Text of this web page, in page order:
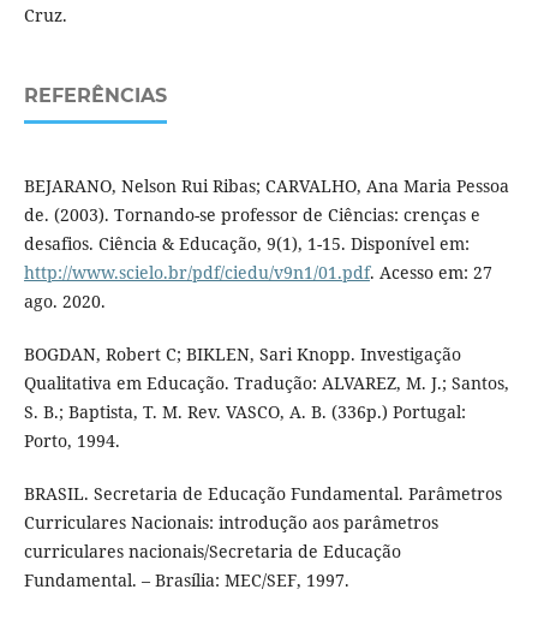
Cruz.
REFERÊNCIAS
BEJARANO, Nelson Rui Ribas; CARVALHO, Ana Maria Pessoa
de. (2003). Tornando-se professor de Ciências: crenças e
desafios. Ciência & Educação, 9(1), 1-15. Disponível em:
http://www.scielo.br/pdf/ciedu/v9n1/01.pdf. Acesso em: 27
ago. 2020.
BOGDAN, Robert C; BIKLEN, Sari Knopp. Investigação
Qualitativa em Educação. Tradução: ALVAREZ, M. J.; Santos,
S. B.; Baptista, T. M. Rev. VASCO, A. B. (336p.) Portugal:
Porto, 1994.
BRASIL. Secretaria de Educação Fundamental. Parâmetros
Curriculares Nacionais: introdução aos parâmetros
curriculares nacionais/Secretaria de Educação
Fundamental. – Brasília: MEC/SEF, 1997.